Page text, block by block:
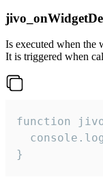
Is executed when the
It is triggered when
function
}